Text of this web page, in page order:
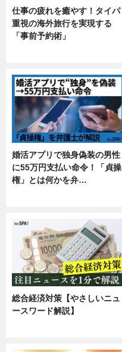
仕事の疲れを癒やす！タイパ
重視の海外旅行を実現する
「事前予約術」
婚活アプリで独身偽装の男性
に55万円支払い命令！「貞操
権」とは何かを弁…
総合経済対策【やさしいニュ
ースワード解説】